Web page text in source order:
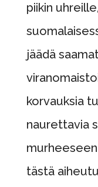
piikin
jäädä
korvauksia
naurettavia
tästä